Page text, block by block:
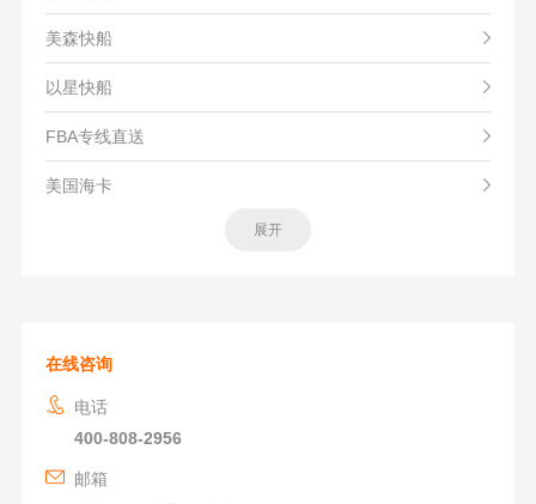
美森快船
以星快船
FBA专线直送
美国海卡
展开
在线咨询
电话
400-808-2956
邮箱